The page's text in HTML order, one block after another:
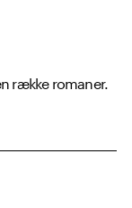
række romaner.